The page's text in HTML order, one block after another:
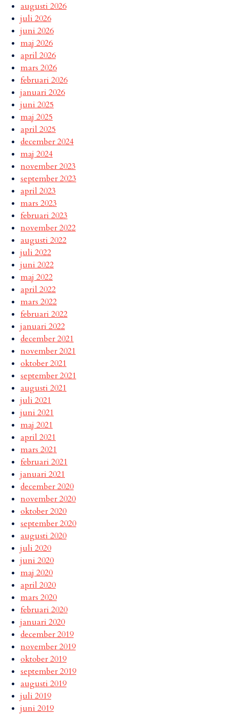
augusti 2026
juli 2026
juni 2026
maj 2026
april 2026
mars 2026
februari 2026
januari 2026
juni 2025
maj 2025
april 2025
december 2024
maj 2024
november 2023
september 2023
april 2023
mars 2023
februari 2023
november 2022
augusti 2022
juli 2022
juni 2022
maj 2022
april 2022
mars 2022
februari 2022
januari 2022
december 2021
november 2021
oktober 2021
september 2021
augusti 2021
juli 2021
juni 2021
maj 2021
april 2021
mars 2021
februari 2021
januari 2021
december 2020
november 2020
oktober 2020
september 2020
augusti 2020
juli 2020
juni 2020
maj 2020
april 2020
mars 2020
februari 2020
januari 2020
december 2019
november 2019
oktober 2019
september 2019
augusti 2019
juli 2019
juni 2019